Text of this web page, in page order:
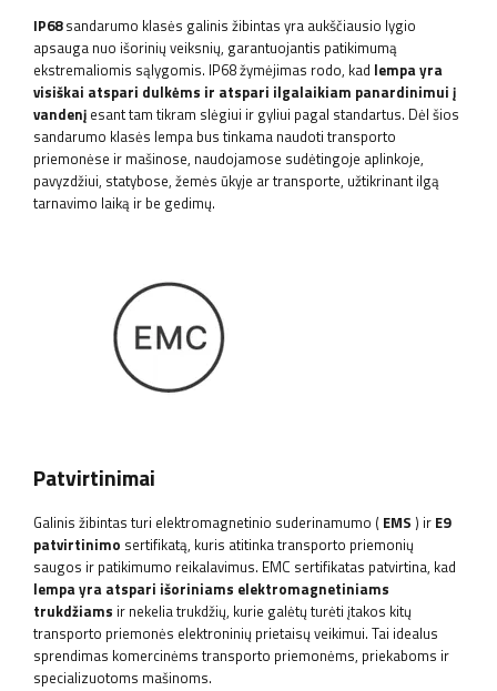
IP68sandarumo klasės galinis žibintas yra aukščiausio lygio
apsauga nuo išorinių veiksnių, garantuojantis patikimumą
ekstremaliomis sąlygomis. IP68 žymėjimas rodo, kad lempa yra
visiškai atspari dulkėms ir atspari ilgalaikiam panardinimui į
vandenį esant tam tikram slėgiui ir gyliui pagal standartus. Dėl šios
sandarumo klasės lempa bus tinkama naudoti transporto
priemonėse ir mašinose, naudojamose sudėtingoje aplinkoje,
pavyzdžiui, statybose, žemės ūkyje ar transporte, užtikrinant ilgą
tarnavimo laiką ir be gedimų.
Patvirtinimai
Galinis žibintas turi elektromagnetinio suderinamumo ( EMS ) ir E9
patvirtinimo sertifikatą, kuris atitinka transporto priemonių
saugos ir patikimumo reikalavimus. EMC sertifikatas patvirtina, kad
lempa yra atspari išoriniams elektromagnetiniams
trukdžiams ir nekelia trukdžių, kurie galėtų turėti įtakos kitų
transporto priemonės elektroninių prietaisų veikimui. Tai idealus
sprendimas komercinėms transporto priemonėms, priekaboms ir
specializuotoms mašinoms.